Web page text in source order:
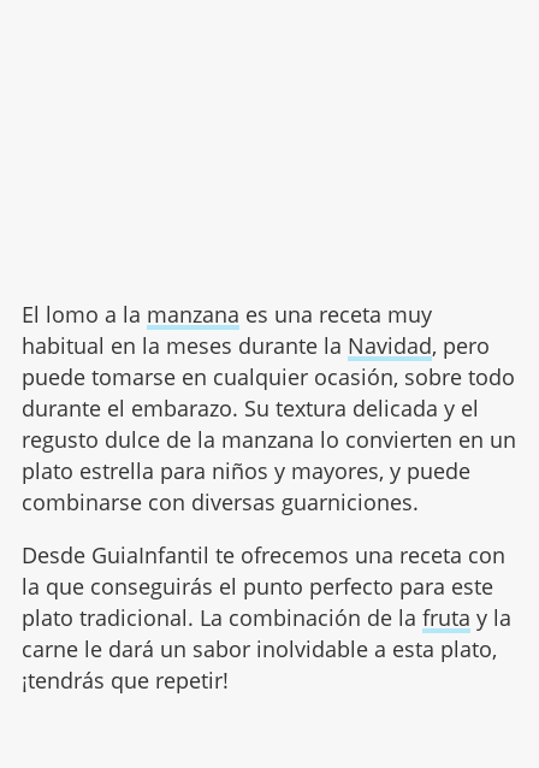
El lomo a la manzana es una receta muy
habitual en la meses durante la Navidad, pero
puede tomarse en cualquier ocasión, sobre todo
durante el embarazo. Su textura delicada y el
regusto dulce de la manzana lo convierten en un
plato estrella para niños y mayores, y puede
combinarse con diversas guarniciones.
Desde GuiaInfantil te ofrecemos una receta con
la que conseguirás el punto perfecto para este
plato tradicional. La combinación de la fruta y la
carne le dará un sabor inolvidable a esta plato,
¡tendrás que repetir!